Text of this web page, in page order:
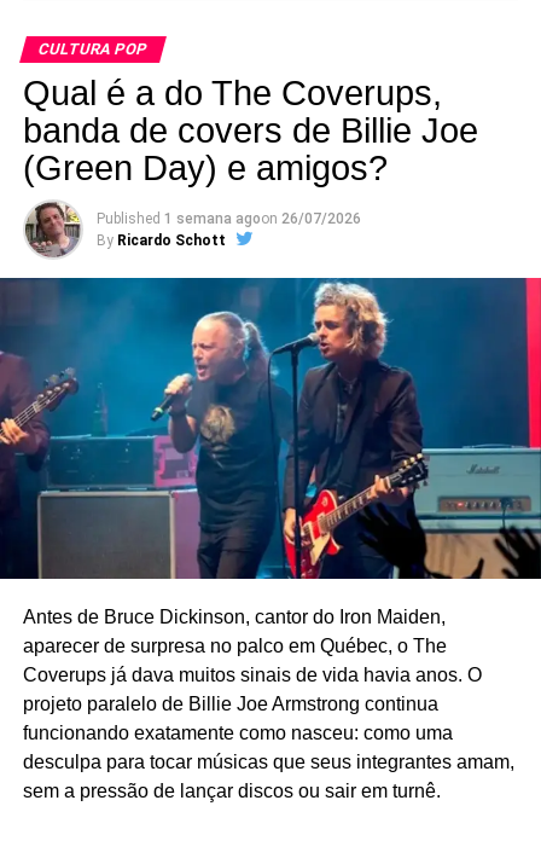
(que
ainda não
entrevistas como essa aqui ), já andava fazendo shows
como Against Me. Embora a banda fosse um projeto solo
mudou quando conheceu um garoto três anos mais novo
e de visual gótico chamado Kevin Mahon.
Os dois tinham gostos musicais semelhantes e eram
verdadeiros peixes fora d’água na cidade onde moravam
(Naples, na Flórida). E por isso, tornaram-se muito
próximos. Kevin se mudou pra casa de Laura e, numa
CULTURA POP
Qual é a do The Coverups,
banda de covers de Billie Joe
(Green Day) e amigos?
Published 1 semana agoon 26/07/2026
By Ricardo Schott
Antes de Bruce Dickinson, cantor do Iron Maiden,
aparecer de surpresa no palco em Québec, o The
Coverups já dava muitos sinais de vida havia anos. O
projeto paralelo de Billie Joe Armstrong continua
funcionando exatamente como nasceu: como uma
desculpa para tocar músicas que seus integrantes amam,
sem a pressão de lançar discos ou sair em turnê.